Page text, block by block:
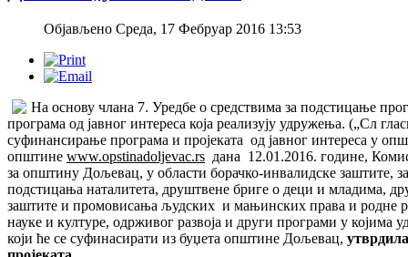
Објављено Среда, 17 Фебруар 2016 13:53
На основу члана 7. Уредбе о средствима за подстицање
програма од јавног интереса која реализују удружења. („Сл
суфинансирање програма и пројеката од јавног интереса у
општине www.opstinadoljevac.rs дана 12.01.2016. године,
за општину Дољевац, у области борачко-инвалидске заштите,
подстицања наталитета, друштвене бриге о деци и младима,
заштите и промовисања људских и мањинских права и родне
науке и културе, одрживог развоја и други програми у којима
који ће се суфинасирати из буџета општине Дољевац,